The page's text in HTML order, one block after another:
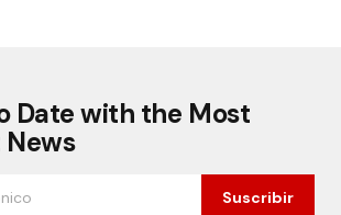
Date with the Most
Suscribir